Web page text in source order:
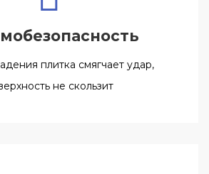
плитка смягчает удар,
не скользит